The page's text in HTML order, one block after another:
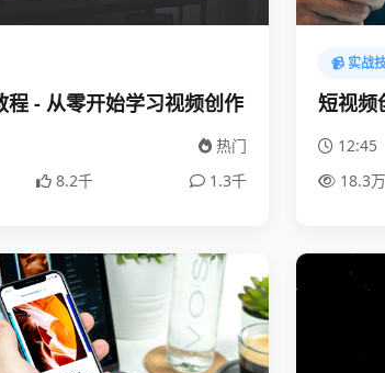
程 - 从零开始学习视频创作
热门
8.2千 1.3千
📹 实战
短视频
12:45
18.3万